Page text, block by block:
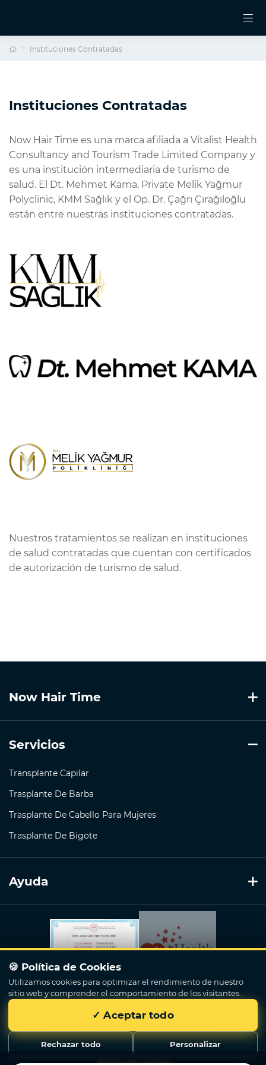
Instituciones Contratadas
Instituciones Contratadas
Now Hair Time es una marca afiliada a Vitalist Health
Consultancy and Tourism Trade Limited Company y
es una institución intermediaria de turismo de
salud. El Dt. Mehmet Kama, Private Melik Yağmur
Polyclinic, KMM Sağlık y el Op. Dr. Çağrı Çırağıloğlu
están entre nuestras instituciones contratadas.
Nuestros tratamientos se realizan en instituciones
de salud contratadas que cuentan con certificados
de autorización de turismo de salud.
Now Hair Time
Servicios
Transplante Capilar
Trasplante De Barba
Trasplante De Cabello Para Mujeres
Trasplante De Bigote
Ayuda
Now Hair Time© 2018 - 2026. Todos los derechos reservados.
🍪 Política de Cookies
Utilizamos cookies para optimizar el rendimiento de nuestro
sitio web y comprender el comportamiento de los visitantes.
Rechazar todo Personalizar
✓ Aceptar todo